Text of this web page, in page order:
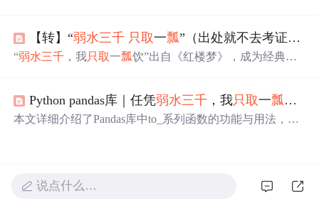
最后指出ChatGPT是21世纪重大发明之一。
【转】“弱水三千 只取一瓢”（出处就不去考证了）
“弱水三千 ，我只取一瓢饮”出自《红楼梦》，成为经典的
Python pandas库｜任凭弱水三千 ，我只取一瓢饮（
本文详细介绍了Pandas库中to_系列函数的功能与用法，包
说点什么…